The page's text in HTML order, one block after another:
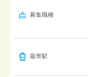
募集職種
最寄駅